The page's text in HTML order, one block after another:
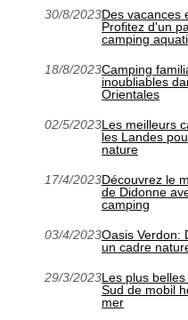
30/8/2023Des vacances
Profitez d'un
camping
18/8/2023Camping
inoubliables
Orientales
02/5/2023Les meilleurs
les Landes
nature
17/4/2023Découvrez le
de Didonne
camping
03/4/2023Oasis Verdon:
un cadre
29/3/2023Les plus
Sud de mobil
mer